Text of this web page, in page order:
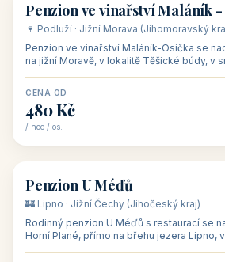
🏡 penzion
Penzion ve vinařství Maláník -
🍷 Podluží · Jižní Morava (Jihomoravský
Penzion ve vinařství Maláník-Osička se
na jižní Moravě, v lokalitě Těšické búdy, v
CENA OD
480 Kč
/ noc / os.
🏡 penzion
Penzion U Méďů
🏰 Lipno · Jižní Čechy (Jihočeský kraj)
Rodinný penzion U Méďů s restaurací se
Horní Plané, přímo na břehu jezera Lipno,